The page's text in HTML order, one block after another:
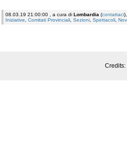
08.03.19 21:00:00 , a cura di Lombardia (contattaci
Iniziative, Comitati Provinciali, Sezioni, Spettacoli,
Credits: